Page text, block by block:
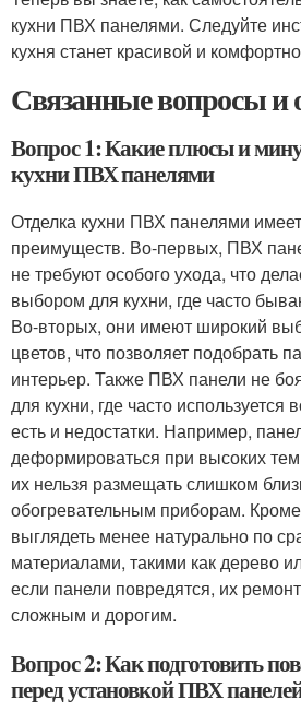
кухни ПВХ панелями. Следуйте
кухня станет красивой и
Связанные вопросы и
Вопрос 1: Какие плюсы и
кухни ПВХ панелями
Отделка кухни ПВХ панелями
преимуществ. Во-первых, ПВХ
не требуют особого ухода, что
выбором для кухни, где часто
Во-вторых, они имеют широкий
цветов, что позволяет подобрать
интерьер. Также ПВХ панели не
для кухни, где часто используется
есть и недостатки. Например,
деформироваться при высоких
их нельзя размещать слишком
обогревательным приборам. Кроме
выглядеть менее натурально по
материалами, такими как дерево
если панели повредятся, их
сложным и дорогим.
Вопрос 2: Как подготовить
перед установкой ПВХ